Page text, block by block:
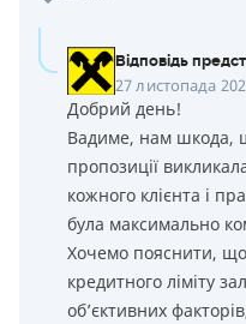
Відповідь
27 листопада
Добрий день!
Вадиме, нам шкода,
пропозиції
кожного клієнта і
була максимально
Хочемо пояснити,
кредитного ліміту
об’єктивних